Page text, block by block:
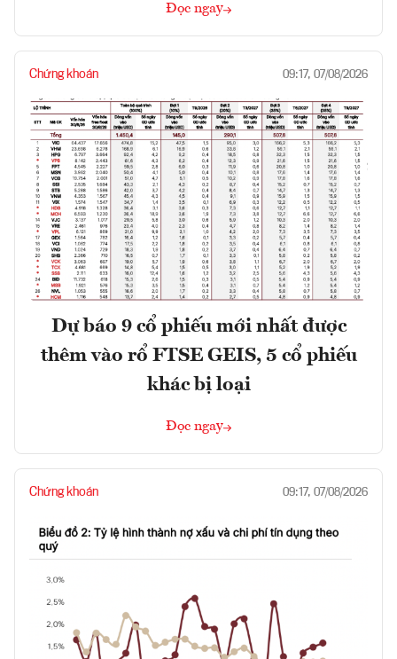
Đọc ngay
Chứng khoán 09:17, 07/08/2026
Dự báo 9 cổ phiếu mới nhất được
thêm vào rổ FTSE GEIS, 5 cổ phiếu
khác bị loại
Đọc ngay
Chứng khoán 09:17, 07/08/2026